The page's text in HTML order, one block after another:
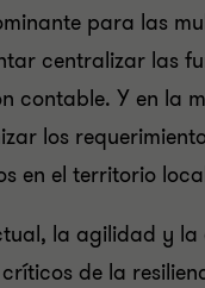
para las
centralizar las
contable. Y en la
los
en el territorio
la agilidad y
de la